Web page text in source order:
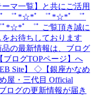
マ一覧】と共にご活用
゜ﾟ*☆*ﾟ ゜ﾟ*☆*ﾟ ゜ﾟ
ﾟ ゜ﾟ ご覧頂き誠に
お待ちしております
の最新情報は、ブログ
ログTOPページ】へ
Site】 ◇【銀座かなめ
屋・三代目 Official
ログの更新情報が届き